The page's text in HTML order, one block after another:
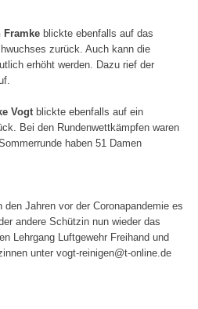
Framke blickte ebenfalls auf das
zurück. Auch kann die
erhöht werden. Dazu rief der
Vogtblickte ebenfalls auf ein
Bei den Rundenwettkämpfen waren
haben 51 Damen
Jahren vor der Coronapandemie es
andere Schützin nun wieder das
Lehrgang Luftgewehr Freihand und
unter vogt-reinigen@t-online.de